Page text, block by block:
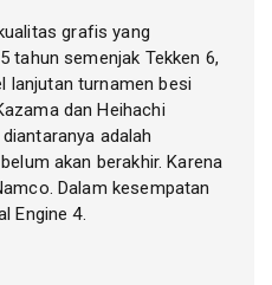
grafis yang
tahun semenjak Tekken 6,
lanjutan turnamen besi
dan Heihachi
adalah
akan berakhir. Karena
Dalam kesempatan
Engine 4.